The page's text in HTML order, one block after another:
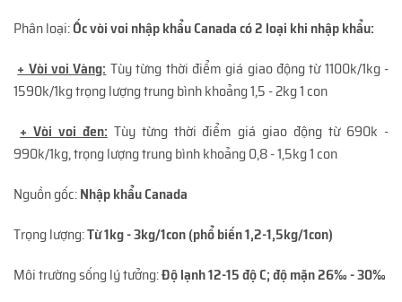
Phân loại:Ốc vòi voi nhập khẩu Canada có 2 loại khi nhập khẩu:
+ Vòi voi Vàng: Tùy từng thời điểm giá giao động từ 1100k/1kg -
1590k/1kg trọng lượng trung bình khoảng 1,5 - 2kg 1 con
+ Vòi voi đen: Tùy từng thời điểm giá giao động từ 690k -
990k/1kg, trọng lượng trung bình khoảng 0,8 - 1,5kg 1 con
Nguồn gốc:Nhập khẩu Canada
Trọng lượng:Từ 1kg - 3kg/1con (phổ biến 1,2-1,5kg/1con)
Môi trường sống lý tưởng:Độ lạnh 12-15 độ C; độ mặn 26‰ - 30‰